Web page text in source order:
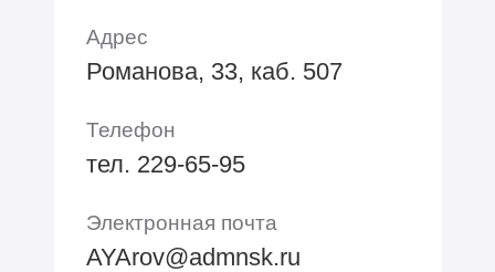
Адрес
Романова, 33, каб. 507
Телефон
тел. 229-65-95
Электронная почта
AYArov@admnsk.ru